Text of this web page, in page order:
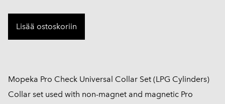
Mopeka Pro Check Universal Collar Set (LPG Cylinders)
Collar set used with non-magnet and magnetic Pro
Lisää ostoskoriin